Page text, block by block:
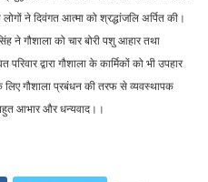
ने दिवंगत आत्मा को श्रद्धांजलि अर्पित की।
गौशाला को चार बोरी पशु आहार तथा
द्वारा गौशाला के कार्मिकों को भी उपहार
गौशाला प्रबंधन की तरफ से व्यवस्थापक
आभार और धन्यवाद।।